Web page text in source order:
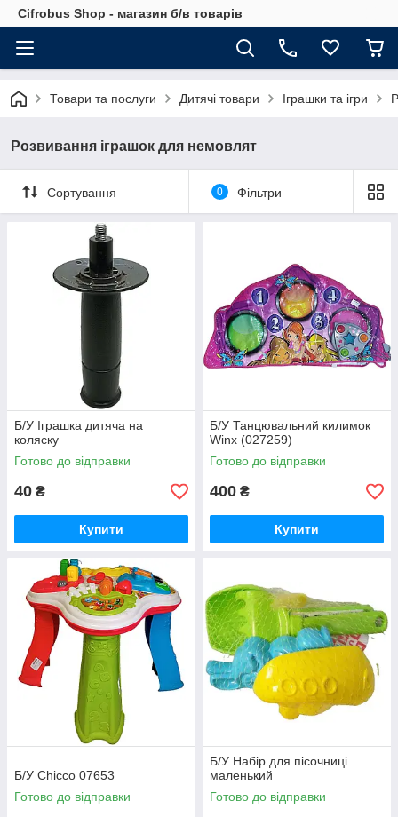
Cifrobus Shop - магазин б/в товарів
Товари та послуги Дитячі товари Іграшки та ігри
Розвивання іграшок для немовлят
Сортування 0 Фільтри
Б/У Іграшка дитяча на
коляску
Готово до відправки
40 ₴
Купити
Б/У Танцювальний килимок
Winx (027259)
Готово до відправки
400 ₴
Купити
Б/У Chicco 07653
Готово до відправки
Б/У Набір для пісочниці
маленький
Готово до відправки